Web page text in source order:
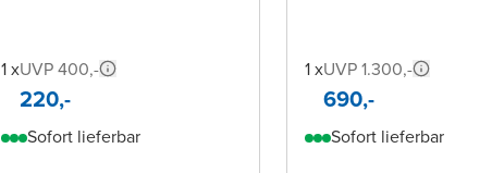
1 xUVP 400,-
220,-
Sofort lieferbar
1 xUVP 1.300,-
690,-
Sofort lieferbar